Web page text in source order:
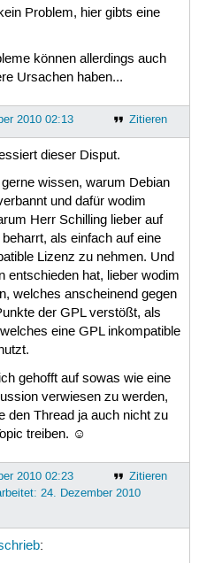
Problem, hier gibts eine
können allerdings auch
Ursachen haben...
Zitieren
2010 02:13
dieser Disput.
wissen, warum Debian
und dafür wodim
Herr Schilling lieber auf
als einfach auf eine
Lizenz zu nehmen. Und
entschieden hat, lieber wodim
welches anscheinend gegen
der GPL verstößt, als
eine GPL inkompatible
gehofft auf sowas wie eine
verwiesen zu werden,
den Thread ja auch nicht zu
treiben. ☺
Zitieren
2010 02:23
24. Dezember 2010
: